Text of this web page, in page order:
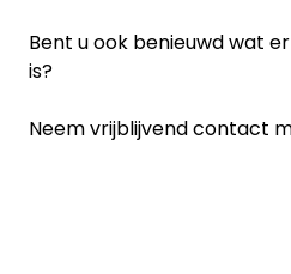
Bent u ook benieuwd wat
is?
Neem vrijblijvend contact